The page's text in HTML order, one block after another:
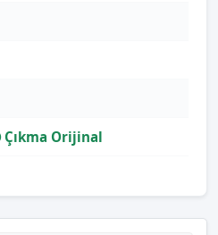
Çıkma Orijinal